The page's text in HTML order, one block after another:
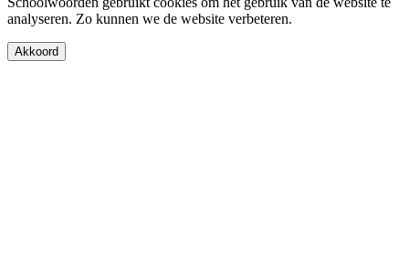
analyseren. Zo kunnen we de website verbeteren.
Akkoord